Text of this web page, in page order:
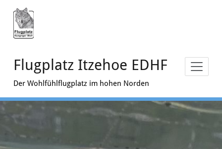
Inhalt
springen
Flugplatz Itzehoe EDHF
Der Wohlfühlflugplatz im hohen Norden